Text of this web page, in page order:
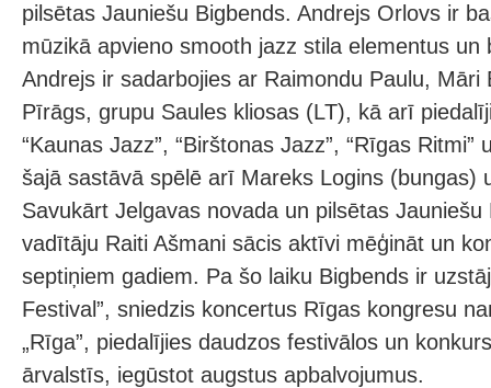
pilsētas Jauniešu Bigbends. Andrejs Orlovs ir
mūzikā apvieno smooth jazz stila elementus un
Andrejs ir sadarbojies ar Raimondu Paulu, Māri
Pīrāgs, grupu Saules kliosas (LT), kā arī
“Kaunas Jazz”, “Birštonas Jazz”, “Rīgas
šajā sastāvā spēlē arī Mareks Logins (bungas)
Savukārt Jelgavas novada un pilsētas Jauniešu
vadītāju Raiti Ašmani sācis aktīvi mēģināt un
septiņiem gadiem. Pa šo laiku Bigbends ir
Festival”, sniedzis koncertus Rīgas kongresu
„Rīga”, piedalījies daudzos festivālos un
ārvalstīs, iegūstot augstus apbalvojumus.